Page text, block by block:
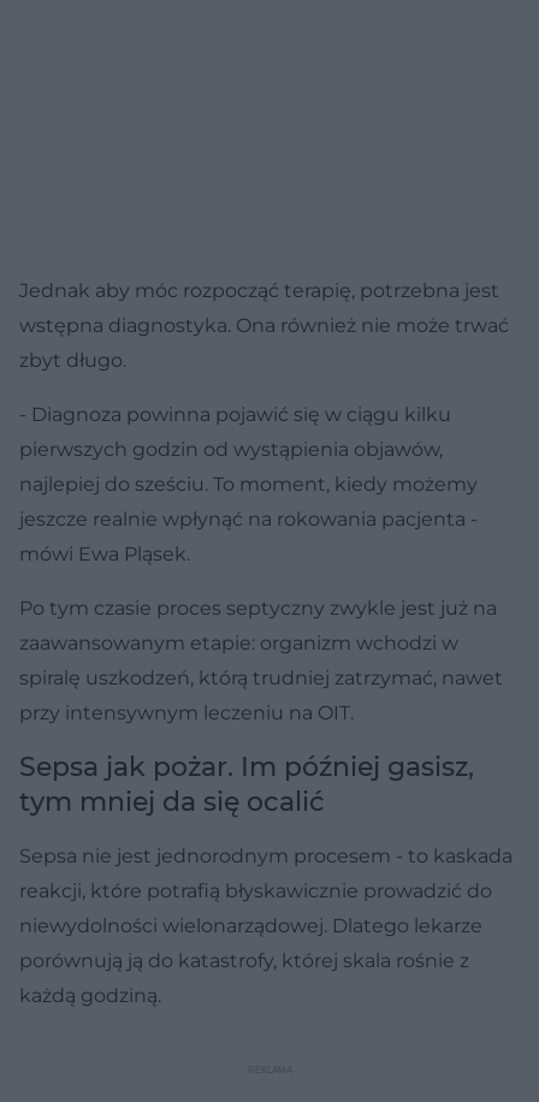
Jednak aby móc rozpocząć terapię, potrzebna jest
wstępna diagnostyka. Ona również nie może trwać
zbyt długo.
- Diagnoza powinna pojawić się w ciągu kilku
pierwszych godzin od wystąpienia objawów,
najlepiej do sześciu. To moment, kiedy możemy
jeszcze realnie wpłynąć na rokowania pacjenta -
mówi Ewa Pląsek.
Po tym czasie proces septyczny zwykle jest już na
zaawansowanym etapie: organizm wchodzi w
spiralę uszkodzeń, którą trudniej zatrzymać, nawet
przy intensywnym leczeniu na OIT.
Sepsa jak pożar. Im później gasisz,
tym mniej da się ocalić
Sepsa nie jest jednorodnym procesem - to kaskada
reakcji, które potrafią błyskawicznie prowadzić do
niewydolności wielonarządowej. Dlatego lekarze
porównują ją do katastrofy, której skala rośnie z
każdą godziną.